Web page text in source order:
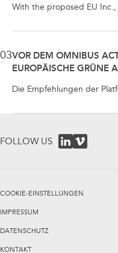
With the proposed EU Inc.,
03VOR DEM OMNIBUS
EUROPÄISCHE GRÜNE
Die Empfehlungen der
FOLLOW US
COOKIE-EINSTELLUNGEN
IMPRESSUM
DATENSCHUTZ
KONTAKT